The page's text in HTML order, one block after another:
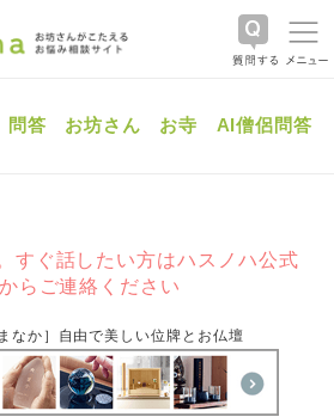
問答 お坊さん お寺 AI僧侶問答
すぐ話したい方はハスノハ公式
らご連絡ください
なか］自由で美しい位牌とお仏壇